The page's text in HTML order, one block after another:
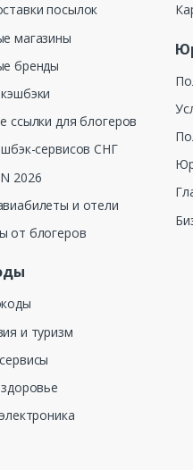
посылок
магазины
бренды
ссылки для блогеров
сервисов СНГ
2026
и отели
от блогеров
и туризм